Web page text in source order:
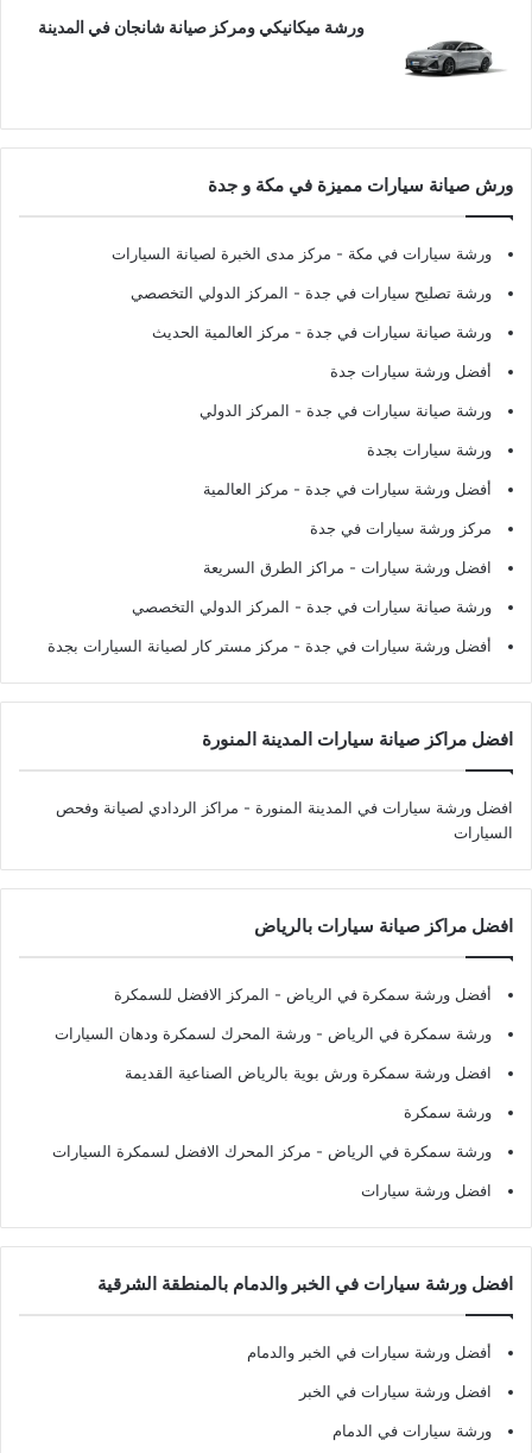
ورشة ميكانيكي ومركز صيانة شانجان في المدينة
ورش صيانة سيارات مميزة في مكة و جدة
ورشة سيارات في مكة - مركز مدى الخبرة لصيانة السيارات
ورشة تصليح سيارات في جدة - المركز الدولي التخصصي
ورشة صيانة سيارات في جدة - مركز العالمية الحديث
أفضل ورشة سيارات جدة
ورشة صيانة سيارات في جدة - المركز الدولي
ورشة سيارات بجدة
أفضل ورشة سيارات في جدة - مركز العالمية
مركز ورشة سيارات في جدة
افضل ورشة سيارات - مراكز الطرق السريعة
ورشة صيانة سيارات في جدة - المركز الدولي التخصصي
أفضل ورشة سيارات في جدة - مركز مستر كار لصيانة السيارات بجدة
افضل مراكز صيانة سيارات المدينة المنورة
افضل ورشة سيارات في المدينة المنورة - مراكز الردادي لصيانة وفحص
السيارات
افضل مراكز صيانة سيارات بالرياض
أفضل ورشة سمكرة في الرياض - المركز الافضل للسمكرة
ورشة سمكرة في الرياض - ورشة المحرك لسمكرة ودهان السيارات
افضل ورشة سمكرة ورش بوية بالرياض الصناعية القديمة
ورشة سمكرة
ورشة سمكرة في الرياض - مركز المحرك الافضل لسمكرة السيارات
افضل ورشة سيارات
افضل ورشة سيارات في الخبر والدمام بالمنطقة الشرقية
أفضل ورشة سيارات في الخبر والدمام
افضل ورشة سيارات في الخبر
ورشة سيارات في الدمام